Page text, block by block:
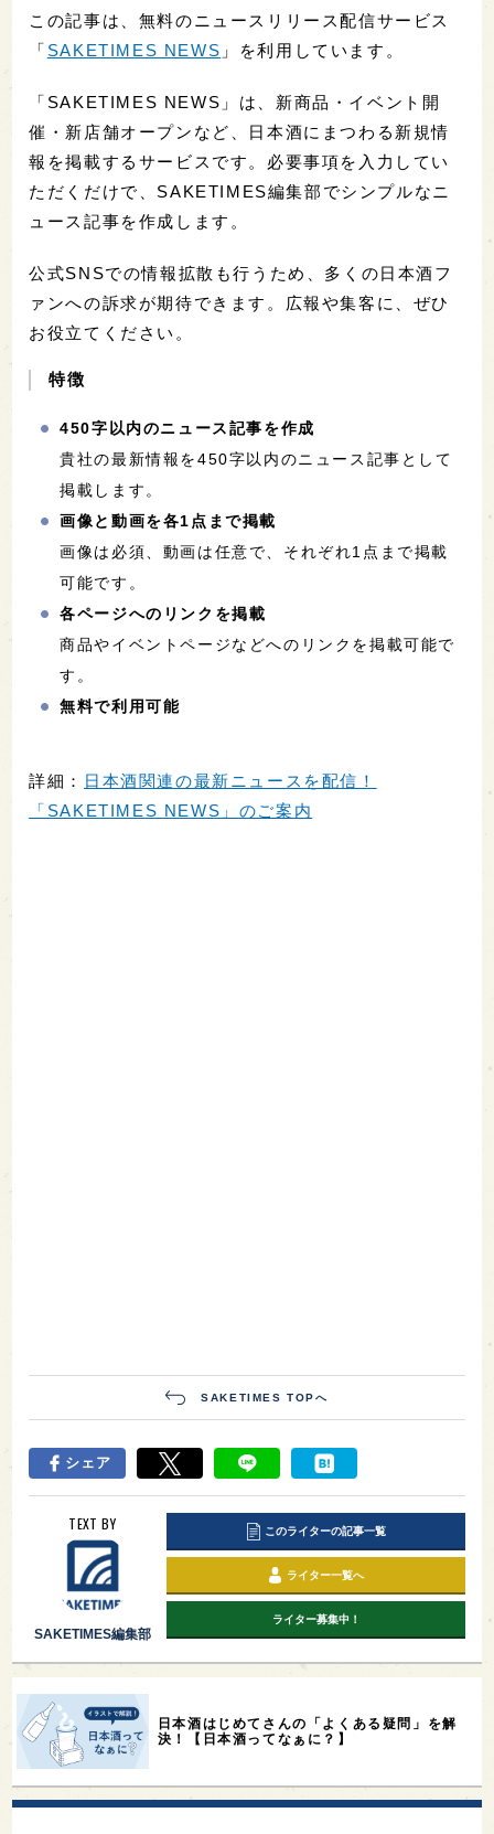
この記事は、無料のニュースリリース配信サービス
「 SAKETIMES NEWS 」を利用しています。
「SAKETIMES NEWS」は、新商品・イベント開
催・新店舗オープンなど、日本酒にまつわる新規情
報を掲載するサービスです。必要事項を入力してい
ただくだけで、SAKETIMES編集部でシンプルなニ
ュース記事を作成します。
公式SNSでの情報拡散も行うため、多くの日本酒フ
ァンへの訴求が期待できます。広報や集客に、ぜひ
お役立てください。
特徴
450字以内のニュース記事を作成
貴社の最新情報を450字以内のニュース記事として
掲載します。
画像と動画を各1点まで掲載
画像は必須、動画は任意で、それぞれ1点まで掲載
可能です。
各ページへのリンクを掲載
商品やイベントページなどへのリンクを掲載可能で
す。
無料で利用可能
詳細：
日本酒関連の最新ニュースを配信！
「SAKETIMES NEWS」のご案内
SAKETIMES TOPへ
シェア
TEXT BY
SAKETIMES編集部
このライターの記事一覧
ライター一覧へ
ライター募集中！
日本酒はじめてさんの「よくある疑問」を解
決！【日本酒ってなぁに？】